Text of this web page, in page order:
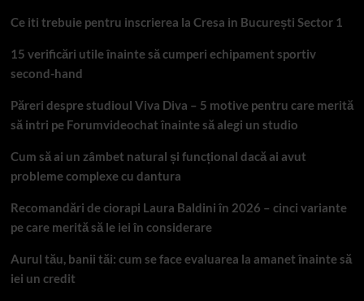
Ce iti trebuie pentru inscrierea la Cresa in București Sector 1
15 verificări utile înainte să cumperi echipament sportiv
second-hand
Păreri despre studioul Viva Diva – 5 motive pentru care merită
să intri pe Forumvideochat înainte să alegi un studio
Cum să ai un zâmbet natural și funcțional dacă ai avut
probleme complexe cu dantura
Recomandări de ciorapi Laura Baldini în 2026 – cinci variante
pe care merită să le iei în considerare
Aurul tău, banii tăi: cum se face evaluarea la amanet înainte să
iei un credit